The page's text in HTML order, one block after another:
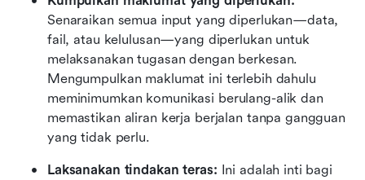
Senaraikan semua input yang diperlukan—data,
fail, atau kelulusan—yang diperlukan untuk
melaksanakan tugasan dengan berkesan.
Mengumpulkan maklumat ini terlebih dahulu
meminimumkan komunikasi berulang-alik dan
memastikan aliran kerja berjalan tanpa gangguan
yang tidak perlu.
Laksanakan tindakan teras: Ini adalah inti bagi